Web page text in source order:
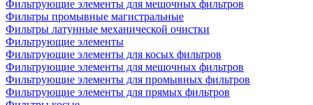
Фильтрующие элементы для мешочных фильтров
Фильтры промывные магистральные
Фильтры латунные механической очистки
Фильтрующие элементы
Фильтрующие элементы для косых фильтров
Фильтрующие элементы для мешочных фильтров
Фильтрующие элементы для промывных фильтров
Фильтрующие элементы для прямых фильтров